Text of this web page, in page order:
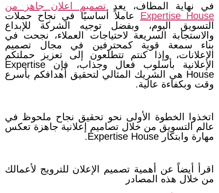
في نهاية المطاف، يعد تصميم اعلان جاهز من
Expertise House عاملاً أساسيًا في نجاح حملات
التسويق اليوم، وبفضل توجيه الشركة للإبداع
والاستجابة السريعة لاحتياجات العملاء، نجحت في
بناء سمعة قوية كمحترفين في مجال تصميم
الإعلانات، وإذا كنتم تتطلعون إلى تعزيز حملتكم
الإعلانية بأسلوب فعال وجذاب، فإن Expertise
House هي الشريك المثالي لتحقيق أهدافكم بأسرع
وقت وبكفاءة عالية.
اتخذوا الخطوة الأولى نحو تحقيق نجاح ملحوظ في
عالم التسويق من خلال تصاميم إعلانية جاهزة تعكس
مهارة وابتكار Expertise House.
اقرأ أيضاً عن أهمية تصميم الإعلان للترويج لأعمالك
من خلال هذه المصادر